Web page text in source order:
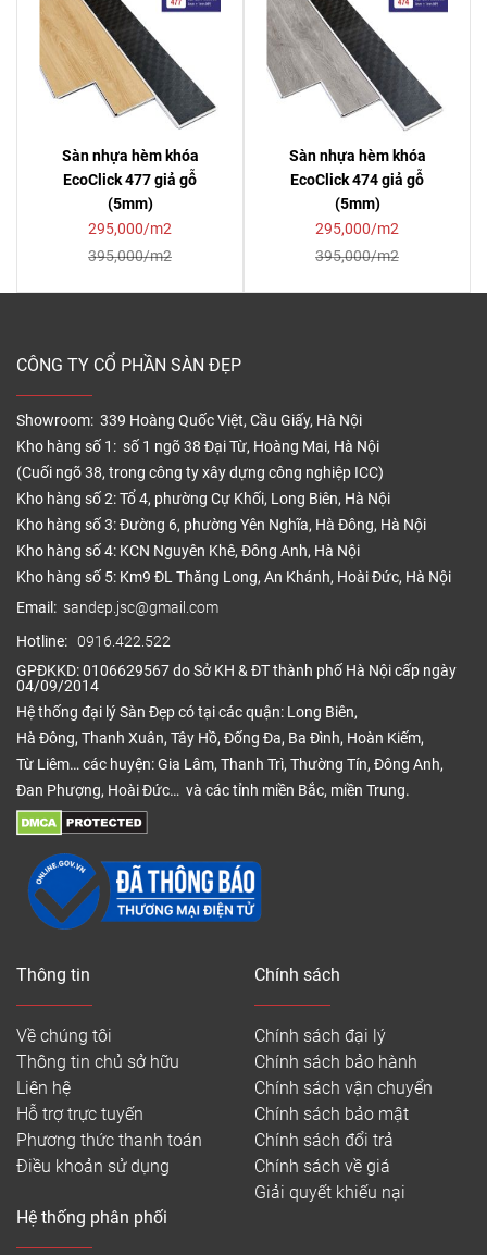
Sàn nhựa hèm khóa
EcoClick 477 giả gỗ
(5mm)
295,000/m2
395,000/m2
Sàn nhựa hèm khóa
EcoClick 474 giả gỗ
(5mm)
295,000/m2
395,000/m2
CÔNG TY CỔ PHẦN SÀN ĐẸP
Showroom: 339 Hoàng Quốc Việt, Cầu Giấy, Hà Nội
Kho hàng số 1: số 1 ngõ 38 Đại Từ, Hoàng Mai, Hà Nội
(Cuối ngõ 38, trong công ty xây dựng công nghiệp ICC)
Kho hàng số 2: Tổ 4, phường Cự Khối, Long Biên, Hà Nội
Kho hàng số 3: Đường 6, phường Yên Nghĩa, Hà Đông, Hà Nội
Kho hàng số 4: KCN Nguyên Khê, Đông Anh, Hà Nội
Kho hàng số 5: Km9 ĐL Thăng Long, An Khánh, Hoài Đức, Hà Nội
Email: sandep.jsc@gmail.com
Hotline: 0916.422.522
GPĐKKD: 0106629567 do Sở KH & ĐT thành phố Hà Nội cấp ngày
04/09/2014
Hệ thống đại lý Sàn Đẹp có tại các quận: Long Biên,
Hà Đông, Thanh Xuân, Tây Hồ, Đống Đa, Ba Đình, Hoàn Kiếm,
Từ Liêm… các huyện: Gia Lâm, Thanh Trì, Thường Tín, Đông Anh,
Đan Phượng, Hoài Đức… và các tỉnh miền Bắc, miền Trung.
Thông tin
Về chúng tôi
Thông tin chủ sở hữu
Liên hệ
Hỗ trợ trực tuyến
Phương thức thanh toán
Điều khoản sử dụng
Chính sách
Chính sách đại lý
Chính sách bảo hành
Chính sách vận chuyển
Chính sách bảo mật
Chính sách đổi trả
Chính sách về giá
Giải quyết khiếu nại
Hệ thống phân phối